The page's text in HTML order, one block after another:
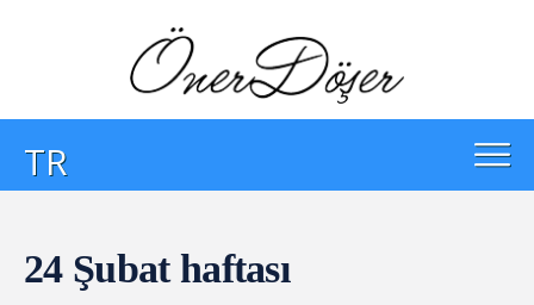
TR
24 Şubat haftası